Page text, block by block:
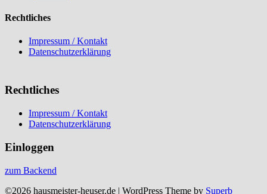
Rechtliches
Impressum / Kontakt
Datenschutzerklärung
Rechtliches
Impressum / Kontakt
Datenschutzerklärung
Einloggen
zum Backend
©2026 hausmeister-heuser.de | WordPress Theme by Superb